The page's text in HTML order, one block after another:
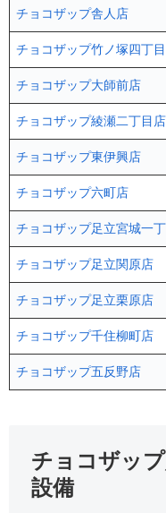
チョコザップ舎人店
チョコザップ竹ノ塚四丁
チョコザップ大師前店
チョコザップ綾瀬二丁目店
チョコザップ東伊興店
チョコザップ六町店
チョコザップ足立宮城一
チョコザップ足立関原店
チョコザップ足立栗原店
チョコザップ千住柳町店
チョコザップ五反野店
チョコザッ
設備